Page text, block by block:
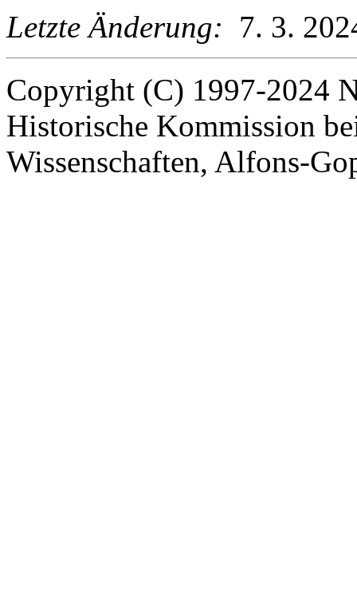
Letzte Änderung: 7. 3.
Copyright (C) 1997-2024
Historische Kommission
Wissenschaften, Alfons-